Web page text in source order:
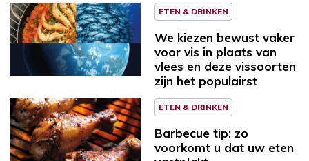
ETEN & DRINKEN
We kiezen bewust vaker
voor vis in plaats van
vlees en deze vissoorten
zijn het populairst
ETEN & DRINKEN
Barbecue tip: zo
voorkomt u dat uw eten